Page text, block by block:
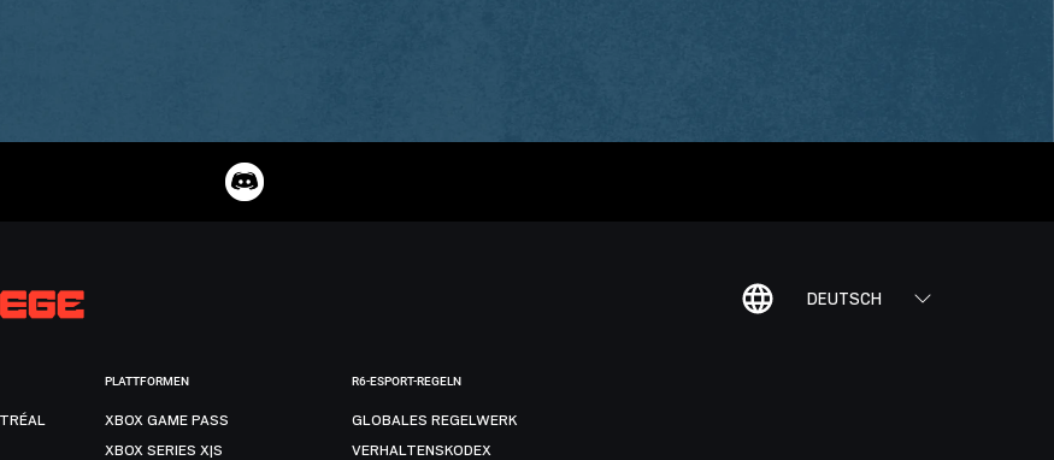
DEUTSCH
PLATTFORMEN
XBOX GAME PASS
XBOX SERIES X|S
R6-ESPORT-REGELN
GLOBALES REGELWERK
VERHALTENSKODEX